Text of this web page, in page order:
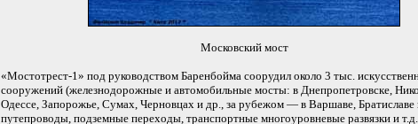
Московский мост
«Мостотрест-1» под руководством Баренбойма соорудил около 3 тыс.
сооружений (железнодорожные и автомобильные мосты: в Днепропетровске,
Одессе, Запорожье, Сумах, Черновцах и др., за рубежом — в Варшаве, Братиславе
путепроводы, подземные переходы, транспортные многоуровневые развязки и